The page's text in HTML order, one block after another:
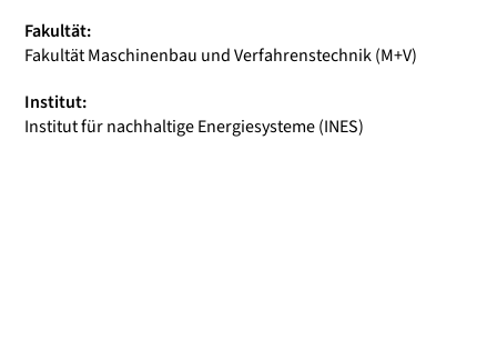
Fakultät:
Fakultät Maschinenbau und Verfahrenstechnik (M+V)
Institut:
Institut für nachhaltige Energiesysteme (INES)